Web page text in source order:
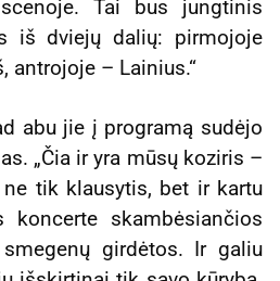
Tai bus jungtinis
iš dviejų dalių: pirmojoje
antrojoje – Lainius.“
abu jie į programą sudėjo
„Čia ir yra mūsų koziris –
tik klausytis, bet ir kartu
koncerte skambėsiančios
girdėtos. Ir galiu